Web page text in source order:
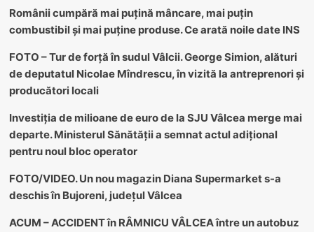
Românii cumpără mai puțină mâncare, mai puțin
combustibil și mai puține produse. Ce arată noile date INS
FOTO – Tur de forță în sudul Vâlcii. George Simion, alături
de deputatul Nicolae Mîndrescu, în vizită la antreprenori și
producători locali
Investiția de milioane de euro de la SJU Vâlcea merge mai
departe. Ministerul Sănătății a semnat actul adițional
pentru noul bloc operator
FOTO/VIDEO. Un nou magazin Diana Supermarket s-a
deschis în Bujoreni, județul Vâlcea
ACUM – ACCIDENT în RÂMNICU VÂLCEA între un autobuz